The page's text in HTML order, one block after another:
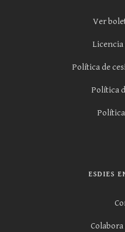
Ver
Licencia
Política de
Política
ESDIES
Colabora